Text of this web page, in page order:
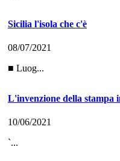
Sicilia l'isola che c'è
08/07/2021
■ Luog...
L'invenzione della stampa
10/06/2021
`...